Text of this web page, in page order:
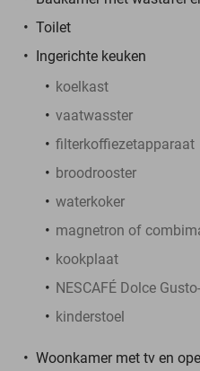
Toilet
Ingerichte keuken
koelkast
vaatwasster
filterkoffiezetapparaat
broodrooster
waterkoker
magnetron of
kookplaat
NESCAFÉ Dolce
kinderstoel
Woonkamer met tv en